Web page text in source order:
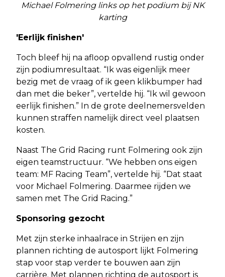
Michael Folmering links op het podium bij NK
karting
'Eerlijk finishen'
Toch bleef hij na afloop opvallend rustig onder
zijn podiumresultaat. “Ik was eigenlijk meer
bezig met de vraag of ik geen klikbumper had
dan met die beker”, vertelde hij. “Ik wil gewoon
eerlijk finishen.” In de grote deelnemersvelden
kunnen straffen namelijk direct veel plaatsen
kosten.
Naast The Grid Racing runt Folmering ook zijn
eigen teamstructuur. “We hebben ons eigen
team: MF Racing Team”, vertelde hij. “Dat staat
voor Michael Folmering. Daarmee rijden we
samen met The Grid Racing.”
Sponsoring gezocht
Met zijn sterke inhaalrace in Strijen en zijn
plannen richting de autosport lijkt Folmering
stap voor stap verder te bouwen aan zijn
carrière. Met plannen richting de autosport is